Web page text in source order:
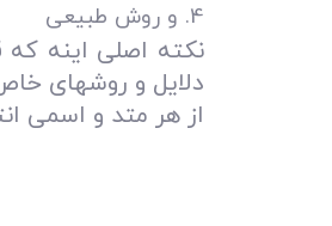
و روش طبیعی
نکته اصلی اینه
دلایل و روشهای
از هر متد و اسمی